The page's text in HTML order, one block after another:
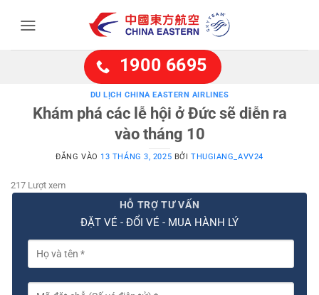
1900 6695
DU LỊCH CHINA EASTERN AIRLINES
Khám phá các lễ hội ở Đức sẽ diễn ra
vào tháng 10
ĐĂNG VÀO 13 THÁNG 3, 2025 BỞI THUGIANG_AVV24
217 Lượt xem
HỖ TRỢ TƯ VẤN
ĐẶT VÉ - ĐỔI VÉ - MUA HÀNH LÝ